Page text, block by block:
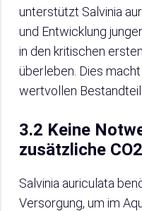
unterstützt Salvinia
und Entwicklung
in den kritischen
überleben. Dies
wertvollen
3.2 Keine
zusätzliche
Salvinia auriculata
Versorgung, um im